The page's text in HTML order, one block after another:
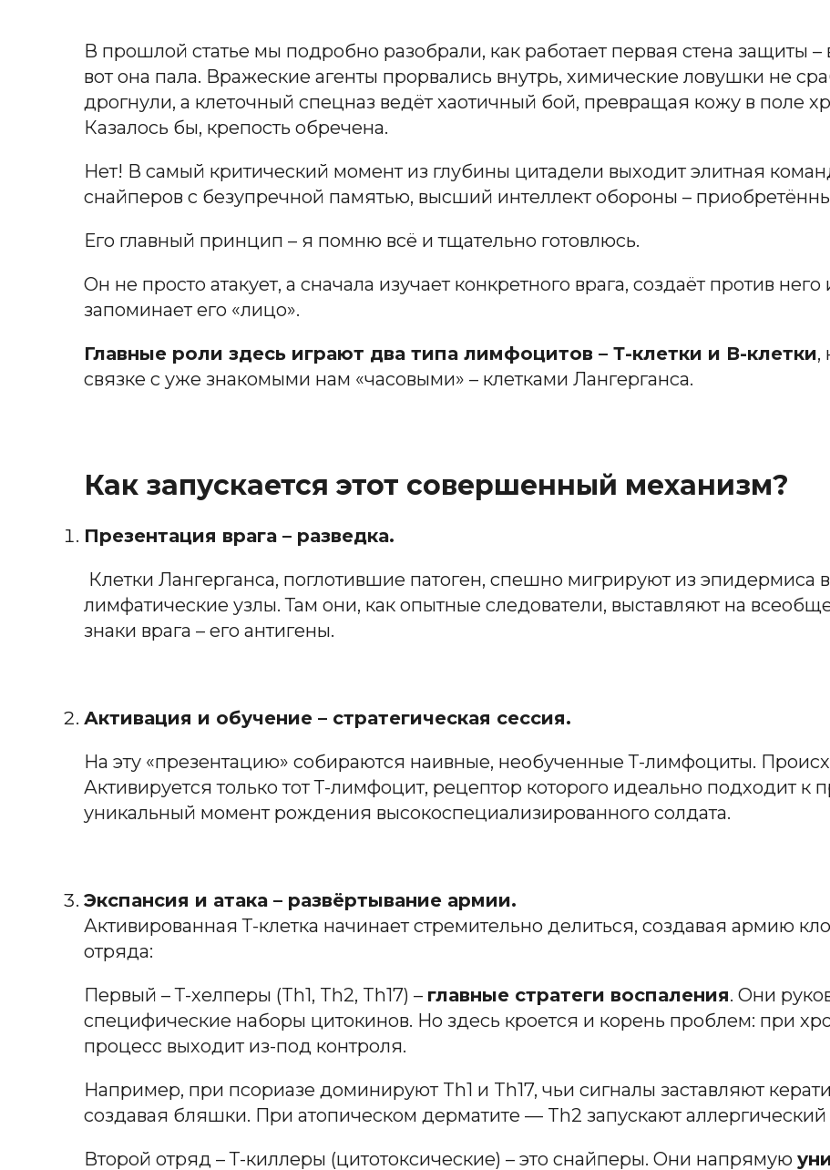
В прошлой статье мы подробно разобрали, как работает первая стена защиты
вот она пала. Вражеские агенты прорвались внутрь, химические ловушки не
дрогнули, а клеточный спецназ ведёт хаотичный бой, превращая кожу в поле
Казалось бы, крепость обречена.
Нет! В самый критический момент из глубины цитадели выходит элитная
снайперов с безупречной памятью, высший интеллект обороны –
Его главный принцип – я помню всё и тщательно готовлюсь.
Он не просто атакует, а сначала изучает конкретного врага, создаёт против
запоминает его «лицо».
Главные роли здесь играют два типа лимфоцитов – Т-клетки и В-клетки,
связке с уже знакомыми нам «часовыми» – клетками Лангерганса.
Как запускается этот совершенный механизм?
Презентация врага – разведка.
Клетки Лангерганса, поглотившие патоген, спешно мигрируют из
лимфатические узлы. Там они, как опытные следователи, выставляют на
знаки врага – его антигены.
Активация и обучение – стратегическая сессия.
На эту «презентацию» собираются наивные, необученные Т-лимфоциты.
Активируется только тот Т-лимфоцит, рецептор которого идеально подходит к
уникальный момент рождения высокоспециализированного солдата.
Экспансия и атака – развёртывание армии.
Активированная Т-клетка начинает стремительно делиться, создавая армию
отряда:
Первый – Т-хелперы (Th1, Th2, Th17) – главные стратеги воспаления. Они
специфические наборы цитокинов. Но здесь кроется и корень проблем: при
процесс выходит из-под контроля.
Например, при псориазе доминируют Th1 и Th17, чьи сигналы заставляют
создавая бляшки. При атопическом дерматите — Th2 запускают
Второй отряд – Т-киллеры (цитотоксические) – это снайперы. Они напрямую